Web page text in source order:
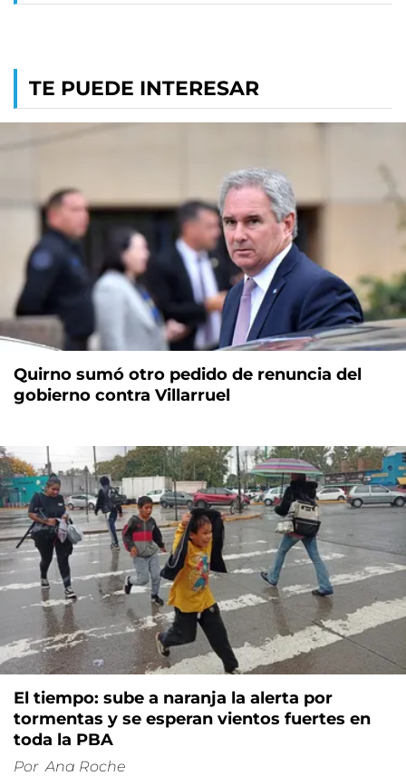
TE PUEDE INTERESAR
Quirno sumó otro pedido de renuncia del
gobierno contra Villarruel
El tiempo: sube a naranja la alerta por
tormentas y se esperan vientos fuertes en
toda la PBA
Por Ana Roche